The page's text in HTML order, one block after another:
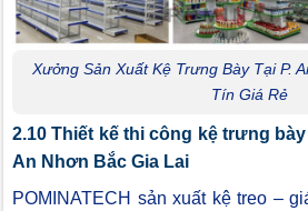
Xưởng Sản Xuất Kệ Trưng Bày Tại P.
Tín Giá Rẻ
2.10 Thiết kế thi công kệ trưng
An Nhơn Bắc Gia Lai
POMINATECH sản xuất kệ treo –